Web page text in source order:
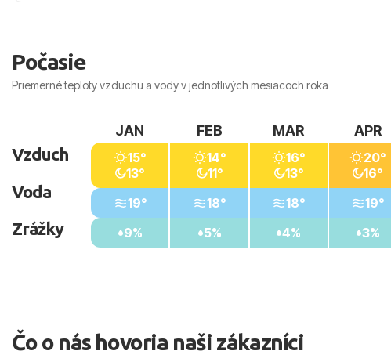
Pláže: 0 m (priamo pri pláži)
Letiska: 60 km (Larnaca)
Nákupných možností: v okolí hotela
Počasie
Priemerné teploty vzduchu a vody v jednotlivých mesiacoch roka
Vzduch
Voda
Zrážky
JAN
15°
13°
19°
9%
FEB
14°
11°
18°
5%
MAR
16°
13°
18°
4%
APR
20°
16°
19°
3%
Čo o nás hovoria naši zákazníci